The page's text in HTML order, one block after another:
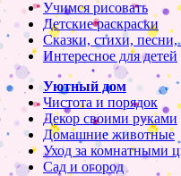
Учимся рисовать
Детские раскраски
Сказки, стихи,
Интересное для детей
Уютный дом
Чистота и порядок
Декор своими руками
Домашние животные
Уход за комнатными
Сад и огород